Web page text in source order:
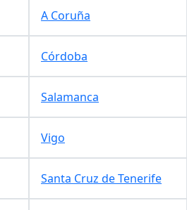
A Coruña
Córdoba
Salamanca
Vigo
Santa Cruz de Tenerife